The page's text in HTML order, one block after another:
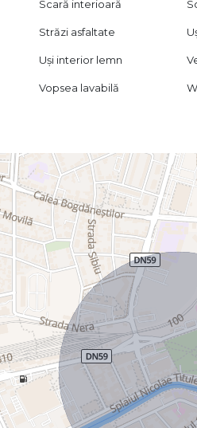
Scară interioară
Străzi asfaltate
Uși interior lemn
Vopsea lavabilă